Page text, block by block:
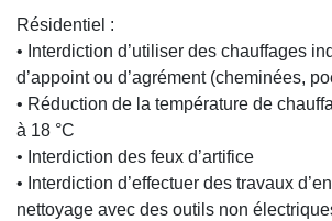
Résidentiel :
• Interdiction d’utiliser des chauffages
d’appoint ou d’agrément (cheminées,
• Réduction de la température de
à 18 °C
• Interdiction des feux d’artifice
• Interdiction d’effectuer des travaux
nettoyage avec des outils non